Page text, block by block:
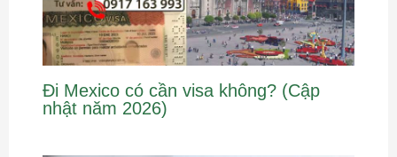
Đi Mexico có cần visa không? (Cập
nhật năm 2026)